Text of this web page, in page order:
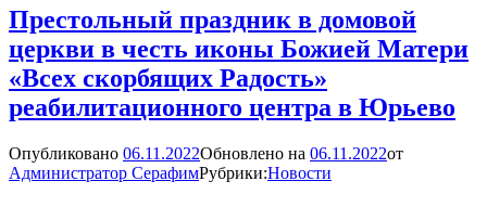
во
Храм
Пресвятой
Владычицы
нашей
Богородицы
Приснодевы
Марии
Престольный праздник в домовой
церкви в честь иконы Божией Матери
«Всех скорбящих Радость»
реабилитационного центра в Юрьево
Опубликовано 06.11.2022Обновлено на 06.11.2022от
Администратор СерафимРубрики:Новости